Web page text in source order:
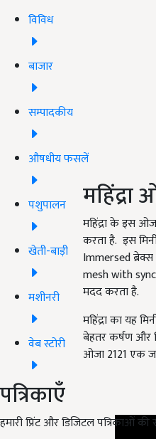
विविध
बाजार
सम्पादकीय
औषधीय फसलें
पशुपालन
खेती-बाड़ी
मशीनरी
वेब स्टोरी
पत्रिकाएँ
हमारी प्रिंट और डिजिटल पत्रिकाओं
महिंद्रा के इस
करता है. इस
Immersed
mesh with
मदद करता है.
महिंद्रा का यह
बेहतर कर्षण और
ओजा 2121 एक